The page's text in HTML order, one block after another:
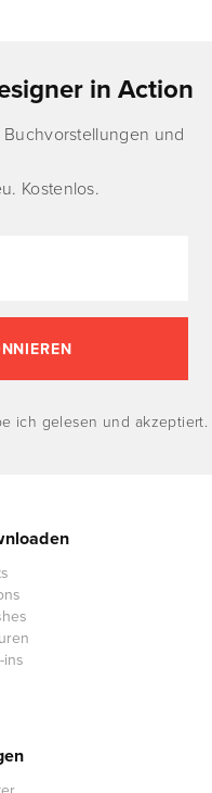
in Action
und
Kostenlos.
ich gelesen und akzeptiert.
ins